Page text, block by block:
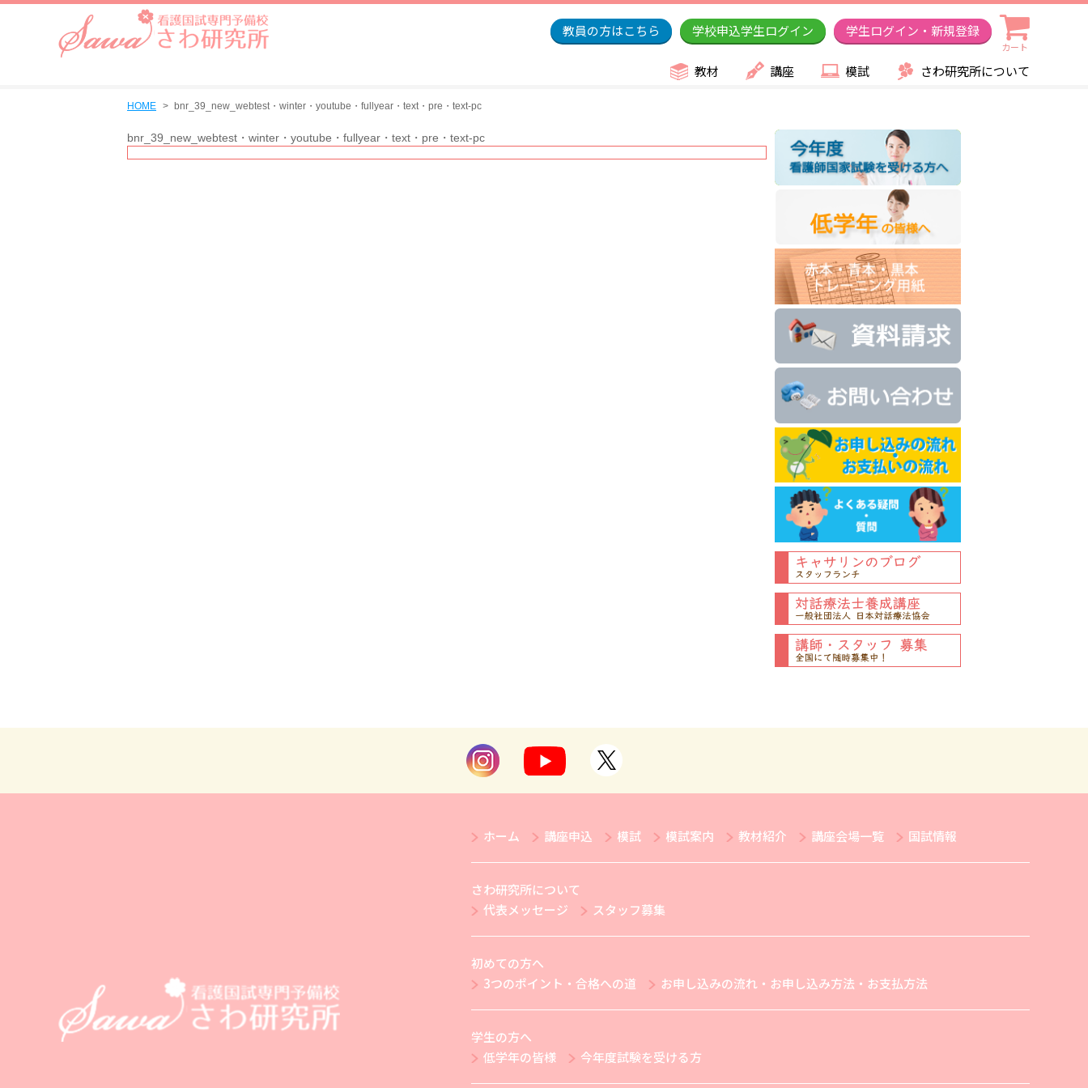
教員の方はこちら 学校申込学生ログイン 学生ログイン・新規登録
カート
教材 講座 模試 さわ研究所について
HOME bnr_39_new_webtest・winter・youtube・fullyear・text・pre・text-pc
bnr_39_new_webtest・winter・youtube・fullyear・text・pre・text-pc
ホーム 講座申込 模試 模試案内 教材紹介 講座会場一覧 国試情報
さわ研究所について
代表メッセージ
スタッフ募集
初めての方へ
3つのポイント・合格への道
お申し込みの流れ・お申し込み方法・お支払方法
学生の方へ
低学年の皆様
今年度試験を受ける方